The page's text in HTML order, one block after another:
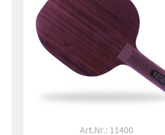
Art.Nr.: 11400